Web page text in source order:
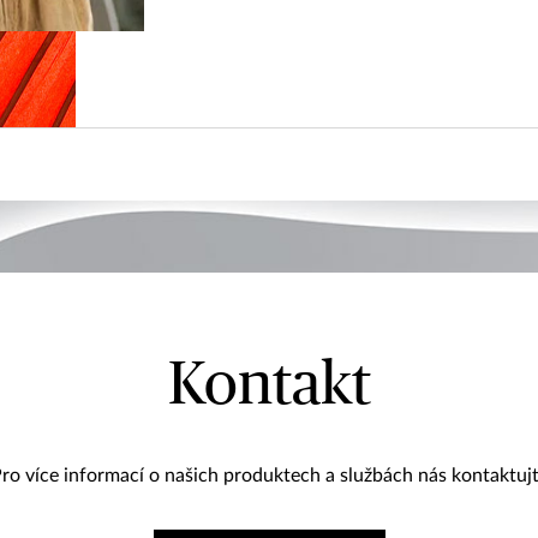
Kontakt
více informací o našich produktech a službách nás